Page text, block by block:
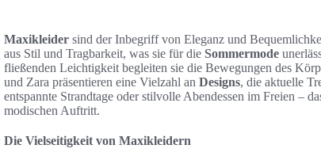
Maxikleider sind der Inbegriff von Eleganz und
aus Stil und Tragbarkeit, was sie für die Sommermode
fließenden Leichtigkeit begleiten sie die Bewegungen des
und Zara präsentieren eine Vielzahl an Designs, die aktuelle
entspannte Strandtage oder stilvolle Abendessen im Freien –
modischen Auftritt.
Die Vielseitigkeit von Maxikleidern